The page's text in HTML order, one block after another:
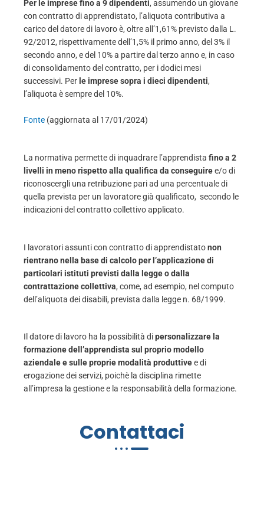
Per le imprese fino a 9 dipendenti, assumendo un giovane
con contratto di apprendistato, l’aliquota contributiva a
carico del datore di lavoro è, oltre all’1,61% previsto dalla L.
92/2012, rispettivamente dell’1,5% il primo anno, del 3% il
secondo anno, e del 10% a partire dal terzo anno e, in caso
di consolidamento del contratto, per i dodici mesi
successivi. Per le imprese sopra i dieci dipendenti,
l’aliquota è sempre del 10%.
Fonte (aggiornata al 17/01/2024)
La normativa permette di inquadrare l’apprendista fino a 2
livelli in meno rispetto alla qualifica da conseguiree/o di
riconoscergli una retribuzione pari ad una percentuale di
quella prevista per un lavoratore già qualificato, ­ secondo le
indicazioni del contratto collettivo applicato.
I lavoratori assunti con contratto di apprendistatonon
rientrano nella base di calcolo per l’applicazione di
particolari istituti previsti dalla legge o dalla
contrattazione collettiva, come, ad esempio, nel computo
dell’aliquota dei disabili, prevista dalla legge n. 68/1999.
Il datore di lavoro ha la possibilità dipersonalizzare la
formazione dell’apprendista sul proprio modello
aziendale e sulle proprie modalità produttivee di
erogazione dei servizi, poichè la disciplina rimette
all’impresa la gestione e la responsabilità della formazione.
Contattaci